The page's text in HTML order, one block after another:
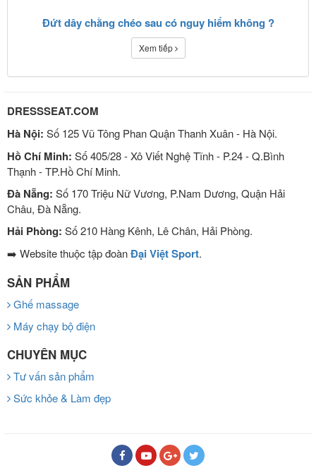
Đứt dây chằng chéo sau có nguy hiểm không ?
Xem tiếp
DRESSSEAT.COM
Hà Nội: Số 125 Vũ Tông Phan Quận Thanh Xuân - Hà Nội.
Hồ Chí Minh: Số 405/28 - Xô Viết Nghệ Tĩnh - P.24 - Q.Bình
Thạnh - TP.Hồ Chí Minh.
Đà Nẵng: Số 170 Triệu Nữ Vương, P.Nam Dương, Quận Hải
Châu, Đà Nẵng.
Hải Phòng: Số 210 Hàng Kênh, Lê Chân, Hải Phòng.
➡️ Website thuộc tập đoànĐại Việt Sport.
SẢN PHẨM
Ghế massage
Máy chạy bộ điện
CHUYÊN MỤC
Tư vấn sản phẩm
Sức khỏe & Làm đẹp